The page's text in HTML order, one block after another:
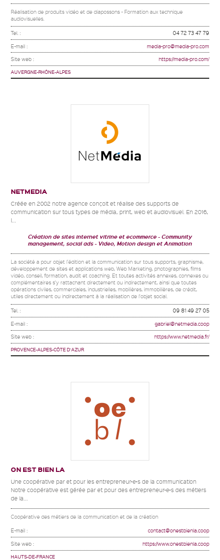
Réalisation de produits vidéo et de diapossons - Formation aux technique
audiovisuelles.
Tel. : 04 72 73 47 79
E-mail : media-pro@media-pro.com
Site web : https://media-pro.com/
AUVERGNE-RHÔNE-ALPES
NETMEDIA
Créée en 2002 notre agence conçoit et réalise des supports de
communication sur tous types de média, print, web et audiovisuel. En 2016,
l...
Création de sites internet vitrine et ecommerce
Community
management, social ads
Video, Motion design et Animation
La société a pour objet l’édition et la communication sur tous supports, graphisme,
développement de sites et applications web, Web Marketing, photographies, films
vidéo, conseil, formation, audit et coaching. Et toutes activités annexes, connexes ou
complémentaires s'y rattachant directement ou indirectement, ainsi que toutes
opérations civiles, commerciales, industrielles, mobilières, immobilières, de crédit,
utiles directement ou indirectement à la réalisation de l'objet social.
Tel. : 09 81 49 27 05
E-mail : gabriel@netmedia.coop
Site web : https://www.netmedia.fr/
PROVENCE-ALPES-CÔTE D'AZUR
ON EST BIEN LA
Une coopérative par et pour les entrepreneur•e•s de la communication
Notre coopérative est gérée par et pour des entrepreneur•e•s des métiers
de la...
Coopérative des métiers de la communication et de la création
E-mail : contact@onestbienla.coop
Site web : https://www.onestbienla.coop
HAUTS-DE-FRANCE